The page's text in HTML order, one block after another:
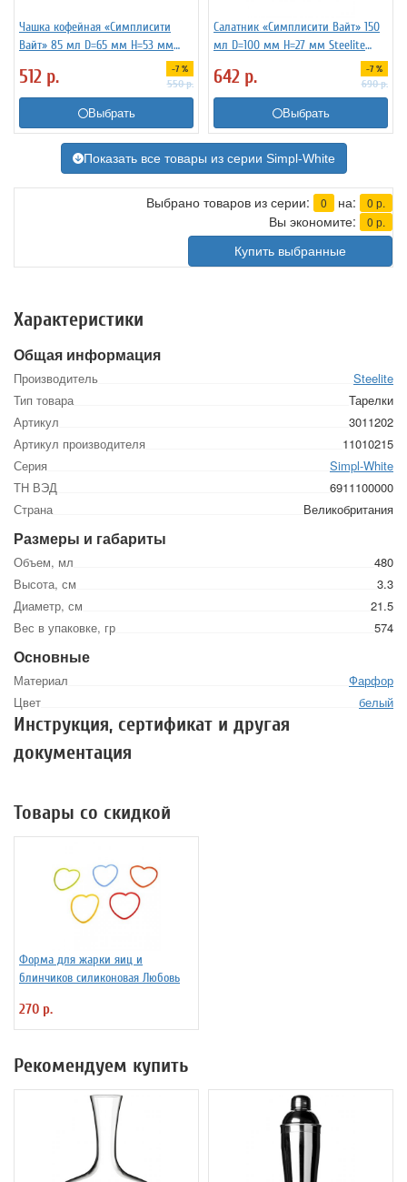
Чашка кофейная «Симплисити
Вайт» 85 мл D=65 мм H=53 мм
512 р. -7 %
550р.
Выбрать
Салатник «Симплисити Вайт» 150
мл D=100 мм H=27 мм Steelite
642 р. -7 %
690р.
Выбрать
Показать все товары из серии Simpl-White
Выбрано товаров из серии: 0 на: 0 р.
Вы экономите: 0 р.
Купить выбранные
Характеристики
Общая информация
Производитель
Steelite
Тип товара
Тарелки
Артикул
3011202
Артикул производителя
11010215
Серия
Simpl-White
ТН ВЭД
6911100000
Страна
Великобритания
Размеры и габариты
Объем, мл
480
Высота, см
3.3
Диаметр, см
21.5
Вес в упаковке, гр
574
Основные
Материал
Фарфор
Цвет
белый
Инструкция, сертификат и другая
документация
Товары со скидкой
Форма для жарки яиц и
блинчиков силиконовая Любовь
270 р.
Рекомендуем купить